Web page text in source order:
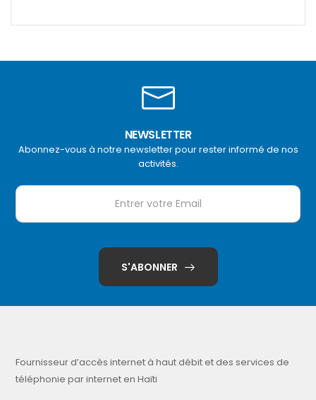
NEWSLETTER
Abonnez-vous à notre newsletter pour rester informé de nos
activités.
S'ABONNER
Fournisseur d’accès internet à haut débit et des services de
téléphonie par internet en Haïti